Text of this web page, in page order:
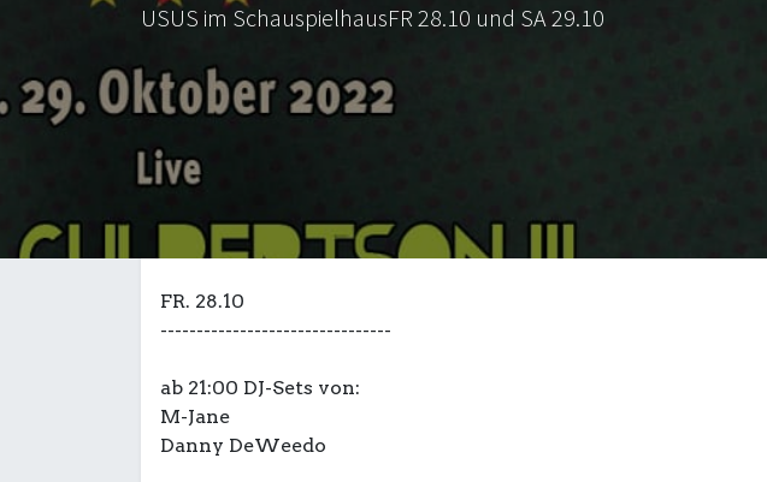
USUS im SchauspielhausFR 28.10 und SA 29.10
FR. 28.10
--------------------------------
ab 21:00 DJ-Sets von:
M-Jane
Danny DeWeedo